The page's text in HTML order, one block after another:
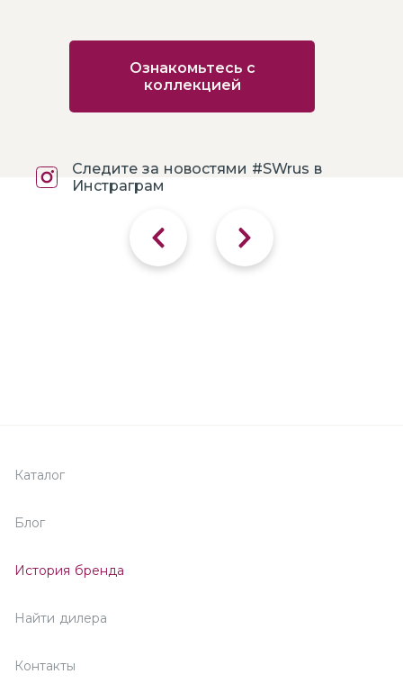
Ознакомьтесь с
коллекцией
Следите за новостями #SWrus в
Инстраграм
Каталог
Блог
История бренда
Найти дилера
Контакты